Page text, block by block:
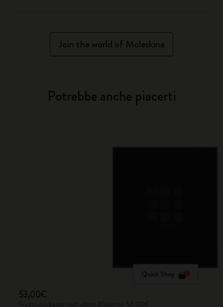
Join the world of Moleskine
Potrebbe anche piacerti
Quick Shop
53,00€